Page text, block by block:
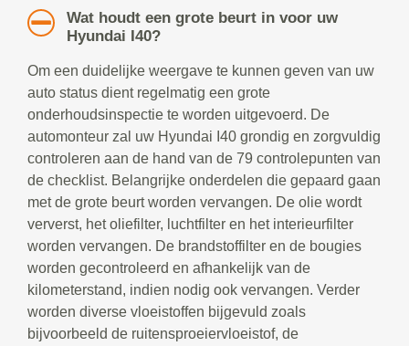
Wat houdt een grote beurt in voor uw
Hyundai I40?
Om een duidelijke weergave te kunnen geven van uw
auto status dient regelmatig een grote
onderhoudsinspectie te worden uitgevoerd. De
automonteur zal uw Hyundai I40 grondig en zorgvuldig
controleren aan de hand van de 79 controlepunten van
de checklist. Belangrijke onderdelen die gepaard gaan
met de grote beurt worden vervangen. De olie wordt
ververst, het oliefilter, luchtfilter en het interieurfilter
worden vervangen. De brandstoffilter en de bougies
worden gecontroleerd en afhankelijk van de
kilometerstand, indien nodig ook vervangen. Verder
worden diverse vloeistoffen bijgevuld zoals
bijvoorbeeld de ruitensproeiervloeistof, de